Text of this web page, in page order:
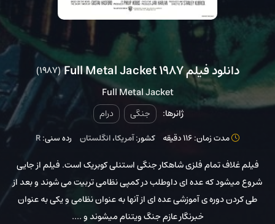
دانلود فیلم Full Metal Jacket 1987 (1987)
Full Metal Jacket
ژانرها: جنگی درام
مدت زمان: 116 دقیقه کشور:آمریکا،انگلستان رده سنی:R
فیلم غلاف تمام فلزی شاهکار جنگی استنلی کوبریک است. فیلم از جایی
شروع میشود که عده ای داوطلب در کمپی نظامی تربیت می شوند و بعد از
طی کردن دوره ی آموزشی عده ای از آنها به عنوان نظامی و یکی به عنوان
خبرنگار عازم جنگ ویتنام میشوند و ....